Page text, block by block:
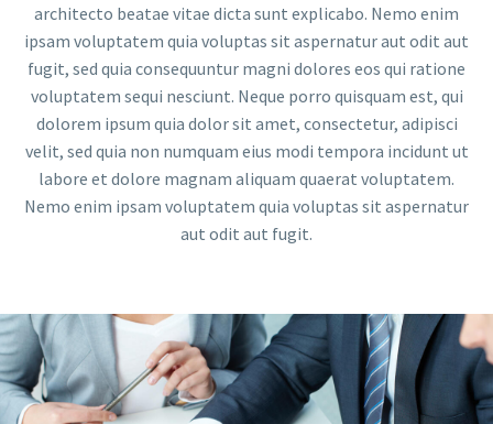
architecto beatae vitae dicta sunt explicabo. Nemo enim
ipsam voluptatem quia voluptas sit aspernatur aut odit aut
fugit, sed quia consequuntur magni dolores eos qui ratione
voluptatem sequi nesciunt. Neque porro quisquam est, qui
dolorem ipsum quia dolor sit amet, consectetur, adipisci
velit, sed quia non numquam eius modi tempora incidunt ut
labore et dolore magnam aliquam quaerat voluptatem.
Nemo enim ipsam voluptatem quia voluptas sit aspernatur
aut odit aut fugit.